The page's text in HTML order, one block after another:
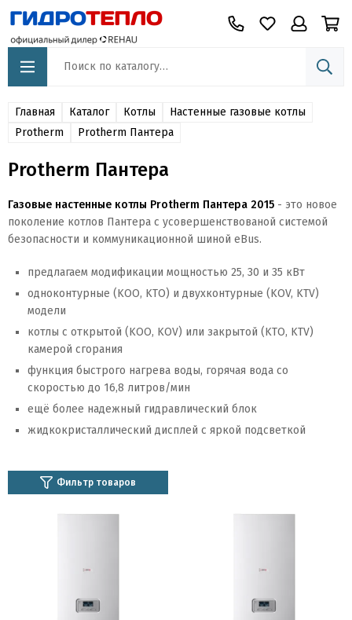
Главная Каталог Котлы
Настенные газовые котлы
Protherm
Protherm Пантера
Protherm Пантера
Газовые настенные котлы Protherm Пантера 2015 - это новое
поколение котлов Пантера с усовершенствованой системой
безопасности и коммуникационной шиной eBus.
предлагаем модификации мощностью 25, 30 и 35 кВт
одноконтурные (KOO, KTO) и двухконтурные (KOV, KTV)
модели
котлы с открытой (KOO, KOV) или закрытой (KTO, KTV)
камерой сгорания
функция быстрого нагрева воды, горячая вода со
скоростью до 16,8 литров/мин
ещё более надежный гидравлический блок
жидкокристаллический дисплей с яркой подсветкой
Фильтр товаров